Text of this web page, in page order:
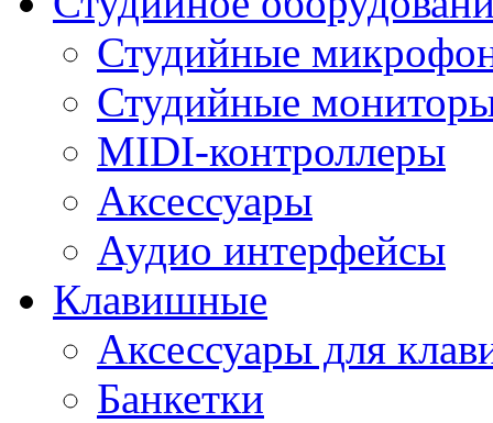
Студийные
Студийные
MIDI-контроллеры
Аксессуары
Аудио интерфейсы
Клавишные
Аксессуары для
Банкетки